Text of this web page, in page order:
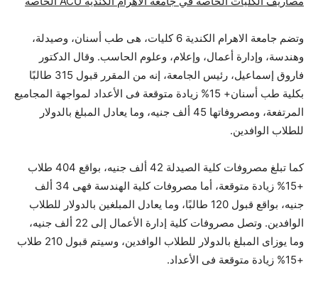
وتضم جامعة الاهرام الكندية 6 كليات، هى طب أسنان، وصيدلة،
وهندسة، وإدارة أعمال، وإعلام، وعلوم الحاسب. وقال الدكتور
فاروق إسماعيل، رئيس الجامعة، إنه من المقرر قبول 315 طالبًا
بكلية طب أسنان+ 15% زيادة متوقعة فى الأعداد لمواجهة المجاميع
المرتفعة، ومصروفاتها 45 ألف جنيه، وما يعادل المبلغ بالدولار
للطلاب الوافدين.
كما تبلغ مصروفات كلية الصيدلة 42 ألف جنيه، بواقع 404 طلاب
+15% زيادة متوقعة، أما مصروفات كلية الهندسة فهى 34 ألف
جنيه، بواقع قبول 120 طالبًا، وما يعادل المبلغين بالدولار للطلاب
الوافدين. وتصل مصروفات كلية إدارة الأعمال إلى 22 ألف جنيه،
وما يوزاى المبلغ بالدولار للطلاب الوافدين، وسيتم قبول 210 طلاب
+15% زيادة متوقعة فى الأعداد.